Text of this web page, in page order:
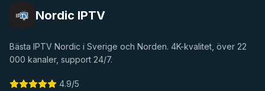
Nordic IPTV
Bästa IPTV Nordic i Sverige och Norden. 4K-kvalitet, över 22
000 kanaler, support 24/7.
4.9/5